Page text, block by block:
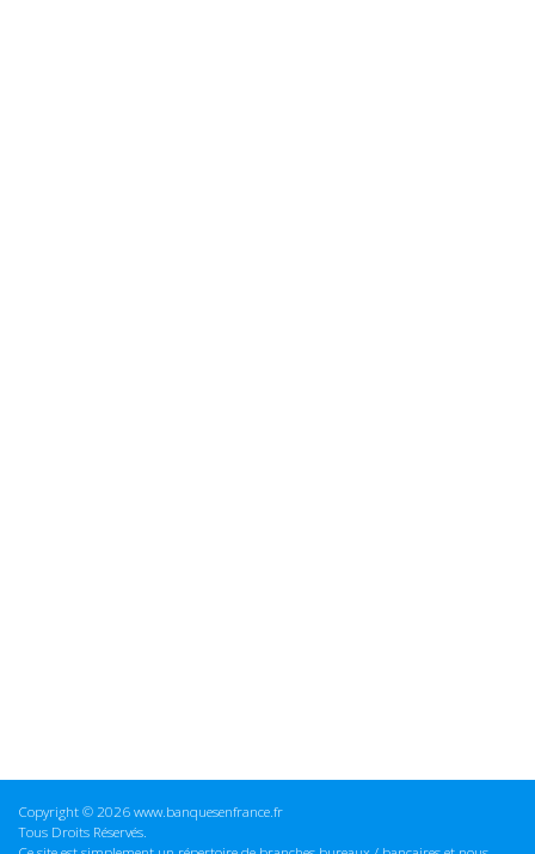
Copyright © 2026 www.banquesenfrance.fr
Tous Droits Réservés.